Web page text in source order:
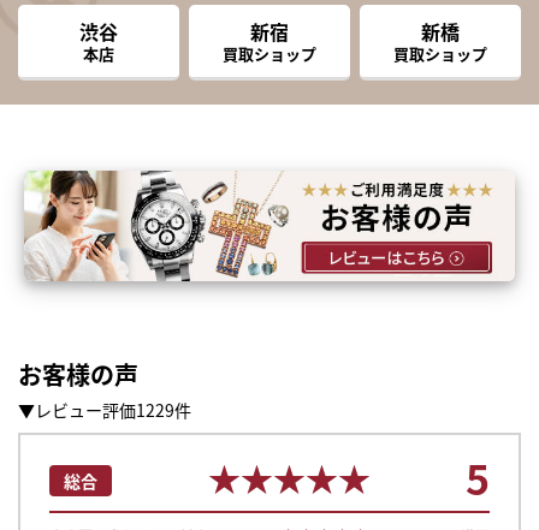
渋谷
本店
新宿
買取ショップ
新橋
買取ショップ
お客様の声
▼レビュー評価1229件
総合 ★★★★★
★★★★★ 5